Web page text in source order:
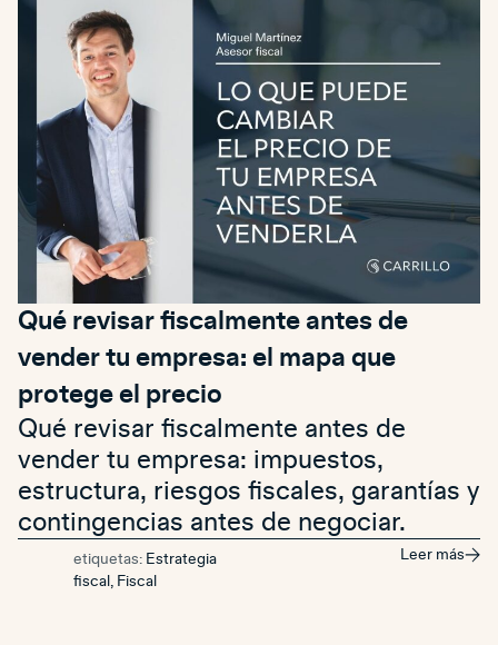
Qué revisar fiscalmente antes de
vender tu empresa: el mapa que
protege el precio
Qué revisar fiscalmente antes de
vender tu empresa: impuestos,
estructura, riesgos fiscales, garantías y
contingencias antes de negociar.
etiquetas: Estrategia
fiscal , Fiscal
Leer más